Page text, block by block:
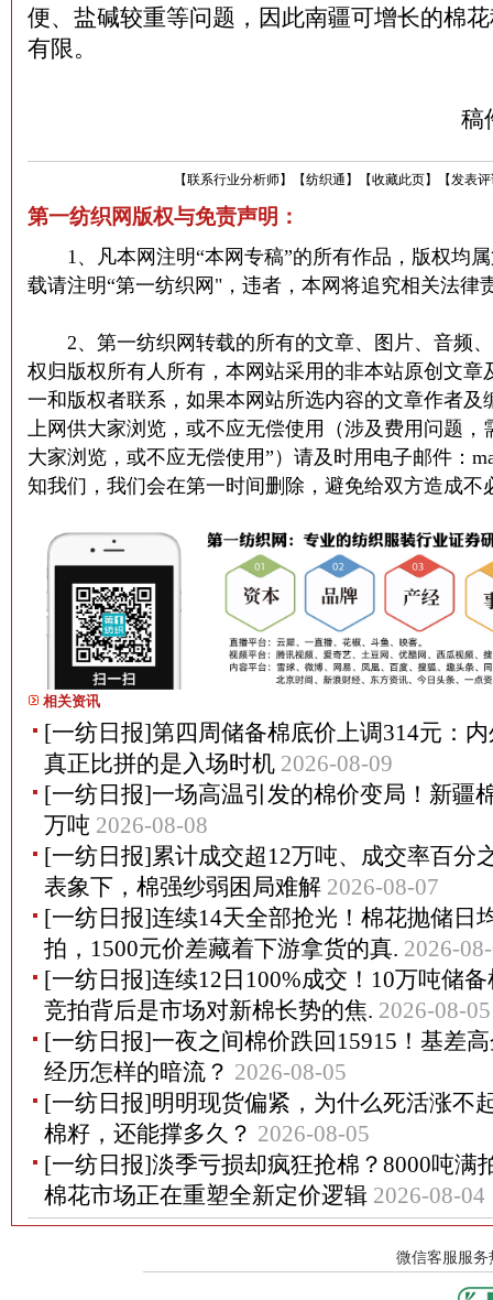
便、盐碱较重等问题，因此南疆可增长的棉
有限。
稿
【发表
【收藏此页】
【纺织通 】
【联系行业分析师】
第一纺织网版权与免责声明：
1、凡本网注明“本网专稿”的所有作品，版权均属
载请注明“第一纺织网"，违者，本网将追究相关法律
2、第一纺织网转载的所有的文章、图片、音频、
权归版权所有人所有，本网站采用的非本站原创文章
一和版权者联系，如果本网站所选内容的文章作者及
上网供大家浏览，或不应无偿使用（涉及费用问题，
大家浏览，或不应无偿使用”）请及时用电子邮件：
知我们，我们会在第一时间删除，避免给双方造成
相关资讯
[一纺日报]第四周储备棉底价上调314元：
真正比拼的是入场时机 2026-08-09
[一纺日报]一场高温引发的棉价变局！新疆
万吨 2026-08-08
[一纺日报]累计成交超12万吨、成交率百分
表象下，棉强纱弱困局难解 2026-08-07
[一纺日报]连续14天全部抢光！棉花抛储日
拍，1500元价差藏着下游拿货的真. 2026-
[一纺日报]连续12日100%成交！10万吨储
竞拍背后是市场对新棉长势的焦. 2026-08-05
[一纺日报]一夜之间棉价跌回15915！基差
经历怎样的暗流？ 2026-08-05
[一纺日报]明明现货偏紧，为什么死活涨不
棉籽，还能撑多久？ 2026-08-05
[一纺日报]淡季亏损却疯狂抢棉？8000吨满
棉花市场正在重塑全新定价逻辑 2026-08-04